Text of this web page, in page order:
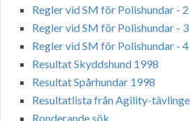
Regler vid SM för Polishundar - 2
Regler vid SM för Polishundar - 3
Regler vid SM för Polishundar - 4
Resultat Skyddshund 1998
Resultat Spårhundar 1998
Resultatlista från Agility-
Ronderande sök